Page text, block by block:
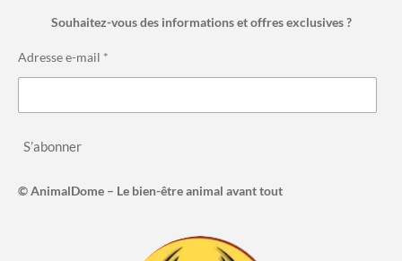
Souhaitez-vous des informations et offres exclusives ?
Adresse e-mail *
S’abonner
© AnimalDome – Le bien-être animal avant tout